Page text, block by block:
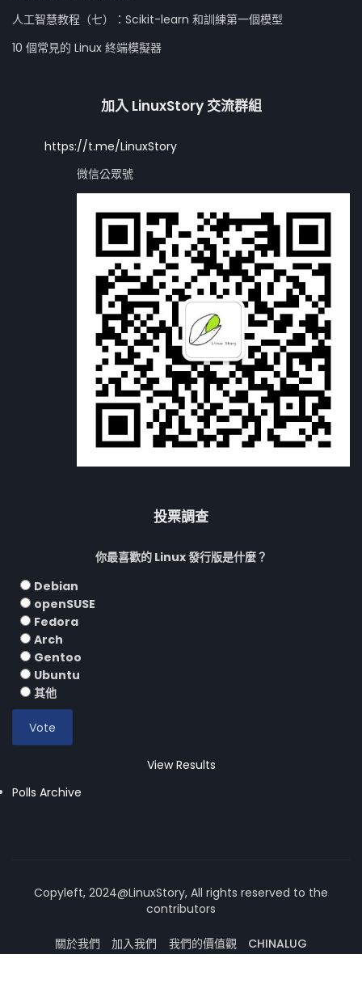
人工智慧教程（七）：Scikit-learn 和訓練第一個模型
10 個常見的 Linux 終端模擬器
加入 LinuxStory 交流群組
https://t.me/LinuxStory
微信公眾號
投票調查
你最喜歡的 Linux 發行版是什麼？
Debian
openSUSE
Fedora
Arch
Gentoo
Ubuntu
其他
View Results
Polls Archive
Copyleft, 2024@LinuxStory, All rights reserved to the
contributors
關於我們 加入我們 我們的價值觀
CHINALUG